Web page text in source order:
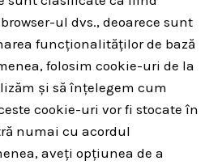
ul dvs., deoarece sunt
funcționalităților de bază
folosim cookie-uri de la
și să înțelegem cum
cookie-uri vor fi stocate în
numai cu acordul
aveți opțiunea de a